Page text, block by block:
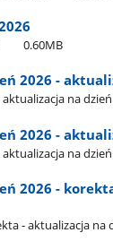
0.60MB
2026 -
na
2026 -
na
2026 -
- aktualizacja na